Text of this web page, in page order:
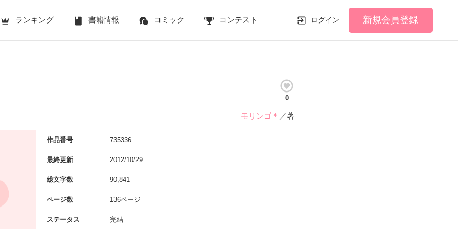
ランキング 書籍情報 コミック コンテスト ログイン 新規会員登録
0
モリンゴ＊ ／著
作品番号 735336
最終更新 2012/10/29
総文字数 90,841
ページ数 136ページ
ステータス 完結